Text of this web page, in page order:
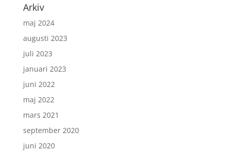
Arkiv
maj 2024
augusti 2023
juli 2023
januari 2023
juni 2022
maj 2022
mars 2021
september 2020
juni 2020